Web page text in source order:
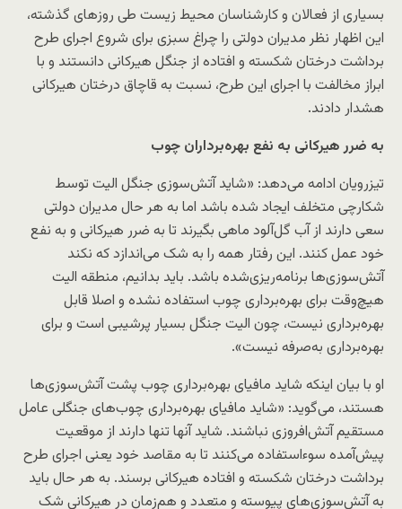
بسیاری از فعالان و کارشناسان محیط‌ زیست طی روزهای گذشته،
این اظهار نظر مدیران دولتی را چراغ سبزی برای شروع اجرای طرح
برداشت درختان شکسته و افتاده از جنگل هیرکانی دانستند و با
ابراز مخالفت با اجرای این طرح، نسبت به قاچاق درختان هیرکانی
هشدار دادند.
به ضرر هیرکانی به نفع بهره‌برداران چوب
تیزرویان ادامه می‌دهد: «شاید آتش‌سوزی جنگل الیت توسط
شکارچی متخلف ایجاد شده باشد اما به هر حال مدیران دولتی
سعی دارند از آب گل‌آلود ماهی بگیرند تا به ضرر هیرکانی و به نفع
خود عمل کنند. این رفتار همه را به شک می‌اندازد که نکند
آتش‌سوزی‌ها برنامه‌ریزی‌شده باشد. باید بدانیم، منطقه الیت
هیچ‌وقت برای بهره‌برداری چوب استفاده نشده و اصلا قابل
بهره‌برداری نیست، چون الیت جنگل بسیار پرشیبی است و برای
بهره‌برداری به‌صرفه نیست».
او با بیان اینکه شاید مافیای بهره‌برداری چوب پشت آتش‌سوزی‌ها
هستند، می‌گوید: «شاید مافیای بهره‌برداری چوب‌های جنگلی عامل
مستقیم آتش‌افروزی نباشند. شاید آنها تنها دارند از موقعیت
پیش‌آمده سوءاستفاده می‌کنند تا به مقاصد خود یعنی اجرای طرح
برداشت درختان شکسته و افتاده هیرکانی برسند. به هر حال باید
به آتش‌سوزی‌های پیوسته و متعدد و هم‌زمان در هیرکانی شک